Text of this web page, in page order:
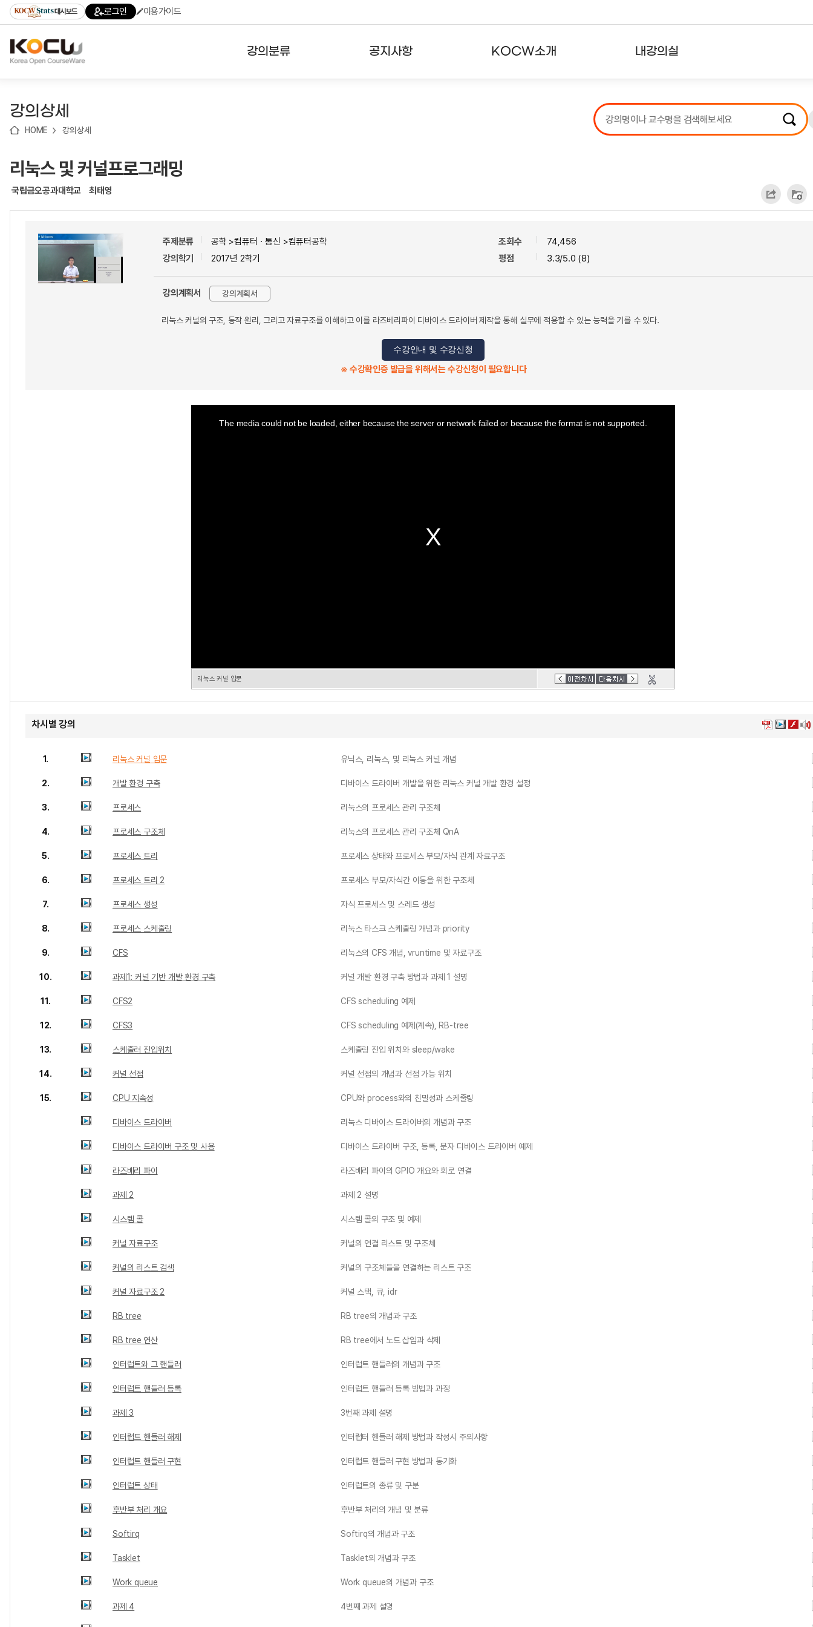
기
기
기
content)
가
대시보드 로그인 이용가이드
강의분류 공지사항 KOCW소개 내강의실
강의리스트
수강확인증강의
강의상세
HOME 강의상세
리눅스 및 커널프로그래밍
국립금오공과대학교 최태영
주제분류
공학 >컴퓨터ㆍ통신 >컴퓨터공학
강의학기
2017년 2학기
조회수
74,456
평점
3.3/5.0 (8)
강의계획서 강의계획서
리눅스 커널의 구조, 동작 원리, 그리고 자료구조를 이해하고 이를 라즈베리파이 디바이스 드라이버 제작을 통해 실무에 적용할 수 있는 능력을 기를 수 있다.
수강안내 및 수강신청
※ 수강확인증 발급을 위해서는 수강신청이 필요합니다
The media could not be loaded, either because the server or network failed or because the format is not supported.
리눅스 커널 입문
차시별 강의
1. 리눅스 커널 입문 유닉스, 리눅스, 및 리눅스 커널 개념
2. 개발 환경 구축 디바이스 드라이버 개발을 위한 리눅스 커널 개발 환경 설정
3. 프로세스 리눅스의 프로세스 관리 구조체
4. 프로세스 구조체 리눅스의 프로세스 관리 구조체 QnA
5. 프로세스 트리 프로세스 상태와 프로세스 부모/자식 관계 자료구조
6. 프로세스 트리 2 프로세스 부모/자식간 이동을 위한 구조체
7. 프로세스 생성 자식 프로세스 및 스레드 생성
8. 프로세스 스케줄링 리눅스 타스크 스케줄링 개념과 priority
9. CFS 리눅스의 CFS 개념, vruntime 및 자료구조
10. 과제1: 커널 기반 개발 환경 구축 커널 개발 환경 구축 방법과 과제 1 설명
11. CFS2 CFS scheduling 예제
12. CFS3 CFS scheduling 예제(계속), RB-tree
13. 스케줄러 진입위치 스케줄링 진입 위치와 sleep/wake
14. 커널 선점 커널 선점의 개념과 선점 가능 위치
15. CPU 지속성 CPU와 process와의 친밀성과 스케줄링
디바이스 드라이버 리눅스 디바이스 드라이버의 개념과 구조
디바이스 드라이버 구조 및 사용 디바이스 드라이버 구조, 등록, 문자 디바이스 드라이버 예제
라즈베리 파이 라즈베리 파이의 GPIO 개요와 회로 연결
과제 2 과제 2 설명
시스템 콜 시스템 콜의 구조 및 예제
커널 자료구조 커널의 연결 리스트 및 구조체
커널의 리스트 검색 커널의 구조체들을 연결하는 리스트 구조
커널 자료구조 2 커널 스택, 큐, idr
RB tree RB tree의 개념과 구조
RB tree 연산 RB tree에서 노드 삽입과 삭제
인터럽트와 그 핸들러 인터럽트 핸들러의 개념과 구조
인터럽트 핸들러 등록 인터럽트 핸들러 등록 방법과 과정
과제 3 3번째 과제 설명
인터럽트 핸들러 해제 인터럽터 핸들러 해제 방법과 작성시 주의사항
인터럽트 핸들러 구현 인터럽트 핸들러 구현 방법과 동기화
인터럽트 상태 인터럽트의 종류 및 구분
후반부 처리 개요 후반부 처리의 개념 및 분류
Softirq Softirq의 개념과 구조
Tasklet Tasklet의 개념과 구조
Work queue Work queue의 개념과 구조
과제 4 4번째 과제 설명